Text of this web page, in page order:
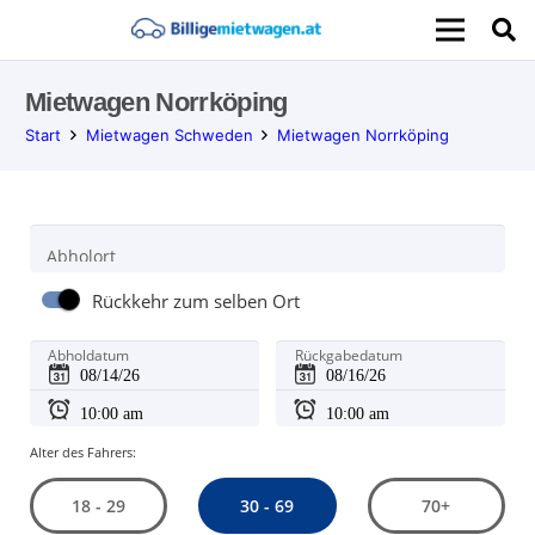
Mietwagen Norrköping
Start Mietwagen Schweden Mietwagen Norrköping
Abholort
Rückkehr zum selben Ort
Abholdatum Rückgabedatum
Alter des Fahrers:
18 - 29 30 - 69 70+